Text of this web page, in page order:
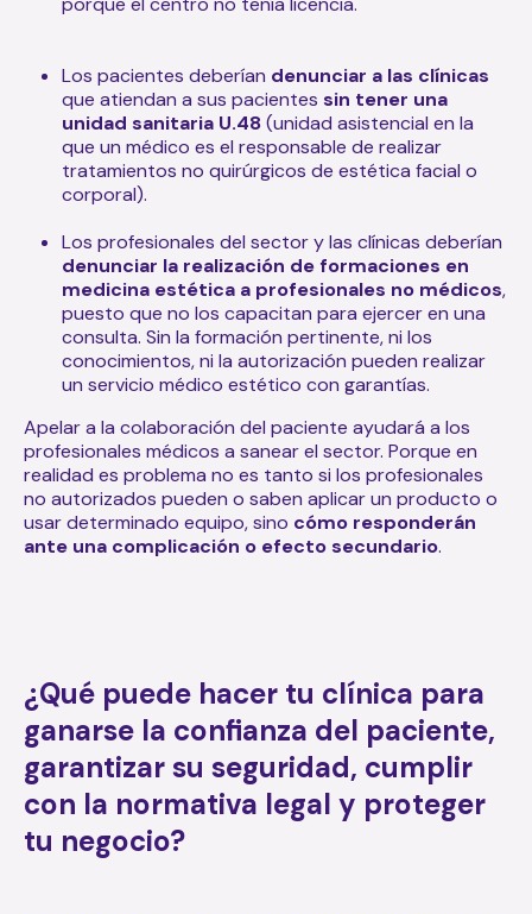
Los pacientes deberían denunciar a las clínicas
que atiendan a sus pacientes sin tener una
unidad sanitaria U.48(unidad asistencial en la
que un médico es el responsable de realizar
tratamientos no quirúrgicos de estética facial o
corporal).
Los profesionales del sector y las clínicas deberían
denunciar la realización de formaciones en
medicina estética a profesionales no médicos,
puesto que no los capacitan para ejercer en una
consulta. Sin la formación pertinente, ni los
conocimientos, ni la autorización pueden realizar
un servicio médico estético con garantías.
Apelar a la colaboración del paciente ayudará a los
profesionales médicos a sanear el sector. Porque en
realidad es problema no es tanto si los profesionales
no autorizados pueden o saben aplicar un producto o
usar determinado equipo, sino cómo responderán
ante una complicación o efecto secundario.
¿Qué puede hacer tu clínica para
ganarse la confianza del paciente,
garantizar su seguridad, cumplir
con la normativa legal y proteger
tu negocio?